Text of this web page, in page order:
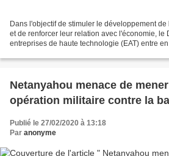
Dans l'objectif de stimuler le développement de
et de renforcer leur relation avec l'économie, le
entreprises de haute technologie (EAT) entre
Netanyahou menace de
opération militaire contre la
Publié le 27/02/2020 à 13:18
Par anonyme